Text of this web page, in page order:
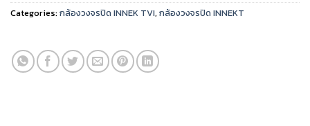
Categories:กล้องวงจรปิด INNEK TVI, กล้องวงจรปิด INNEKT